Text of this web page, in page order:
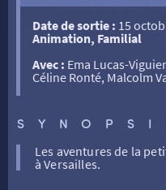
RETOUR
ATELIERS PRATIQUES
LA SÉLECTION DES AMIS DU
D’ACTUALITÉS
RETOUR
HISTORIQUE
TARIFS
NOS SALLES
Date de sortie : 15
Animation, Familial
Avec : Ema Lucas-
Céline Ronté, Malcolm
Les aventures de la
à Versailles.